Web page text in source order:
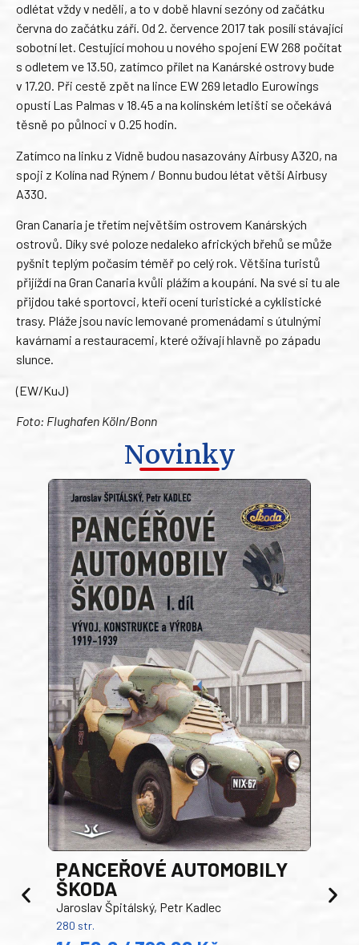
odlétat vždy v neděli, a to v době hlavní sezóny od začátku
června do začátku září. Od 2. července 2017 tak posílí stávající
sobotní let. Cestující mohou u nového spojení EW 268 počítat
s odletem ve 13.50, zatímco přílet na Kanárské ostrovy bude
v 17.20. Při cestě zpět na lince EW 269 letadlo Eurowings
opustí Las Palmas v 18.45 a na kolínském letišti se očekává
těsně po půlnoci v 0.25 hodin.
Zatímco na linku z Vídně budou nasazovány Airbusy A320, na
spoji z Kolína nad Rýnem / Bonnu budou létat větší Airbusy
A330.
Gran Canaria je třetím největším ostrovem Kanárských
ostrovů. Díky své poloze nedaleko afrických břehů se může
pyšnit teplým počasím téměř po celý rok. Většina turistů
přijíždí na Gran Canaria kvůli plážím a koupání. Na své si tu ale
přijdou také sportovci, kteří ocení turistické a cyklistické
trasy. Pláže jsou navíc lemované promenádami s útulnými
kavárnami a restauracemi, které ožívají hlavně po západu
slunce.
(EW/KuJ)
Foto: Flughafen Köln/Bonn
Novinky
PANCEŘOVÉ AUTOMOBILY
ŠKODA
Jaroslav Špitálský, Petr Kadlec
280 str.